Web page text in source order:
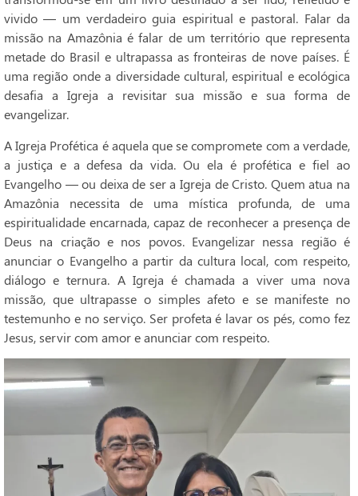
vivido — um verdadeiro guia espiritual e pastoral. Falar da
missão na Amazônia é falar de um território que representa
metade do Brasil e ultrapassa as fronteiras de nove países. É
uma região onde a diversidade cultural, espiritual e ecológica
desafia a Igreja a revisitar sua missão e sua forma de
evangelizar.
A Igreja Profética é aquela que se compromete com a verdade,
a justiça e a defesa da vida. Ou ela é profética e fiel ao
Evangelho — ou deixa de ser a Igreja de Cristo. Quem atua na
Amazônia necessita de uma mística profunda, de uma
espiritualidade encarnada, capaz de reconhecer a presença de
Deus na criação e nos povos. Evangelizar nessa região é
anunciar o Evangelho a partir da cultura local, com respeito,
diálogo e ternura. A Igreja é chamada a viver uma nova
missão, que ultrapasse o simples afeto e se manifeste no
testemunho e no serviço. Ser profeta é lavar os pés, como fez
Jesus, servir com amor e anunciar com respeito.